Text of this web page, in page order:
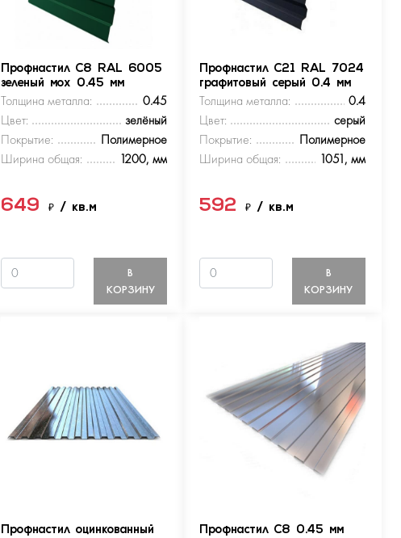
Профнастил С8 RAL 6005
зеленый мох 0.45 мм
Толщина металла:
0.45
Цвет:
зелёный
Покрытие:
Полимерное
Ширина общая:
1200, мм
649₽/ кв.м
В
КОРЗИНУ
Профнастил С21 RAL 7024
графитовый серый 0.4 мм
Толщина металла:
0.4
Цвет:
серый
Покрытие:
Полимерное
Ширина общая:
1051, мм
592 ₽ / кв.м
В
КОРЗИНУ
Профнастил оцинкованный
Профнастил С8 0.45 мм